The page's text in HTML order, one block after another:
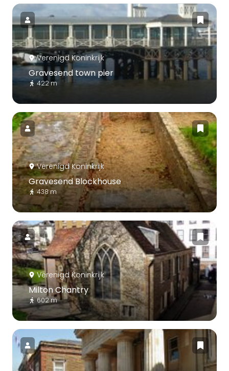
Verenigd Koninkrijk
Gravesend town pier
422 m
Verenigd Koninkrijk
Gravesend Blockhouse
438 m
Verenigd Koninkrijk
Milton Chantry
602 m